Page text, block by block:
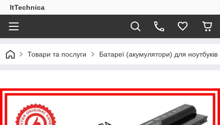
ItTechnica
Товари та послуги Батареї (акумулятори) для